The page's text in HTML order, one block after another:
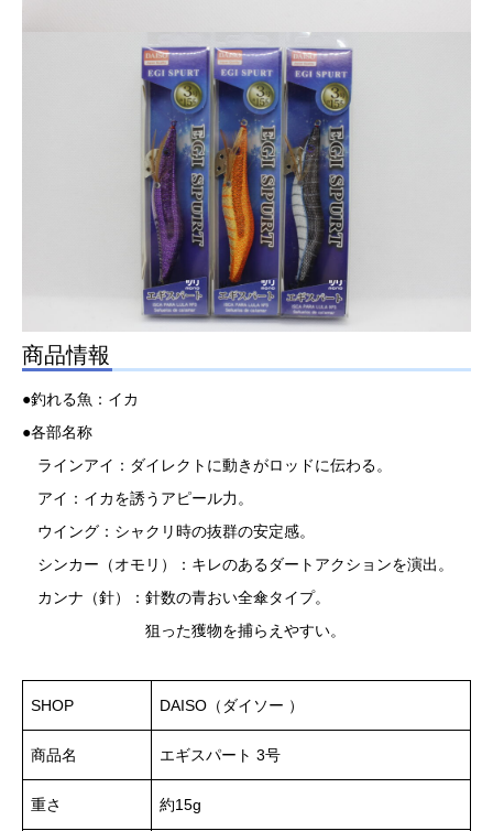
商品情報
●釣れる魚：イカ
●各部名称
ラインアイ：ダイレクトに動きがロッドに伝わる。
アイ：イカを誘うアピール力。
ウイング：シャクリ時の抜群の安定感。
シンカー（オモリ）：キレのあるダートアクションを演出。
カンナ（針）：針数の青おい全傘タイプ。
狙った獲物を捕らえやすい。
SHOP DAISO（ダイソー ）
商品名 エギスパート 3号
重さ 約15g